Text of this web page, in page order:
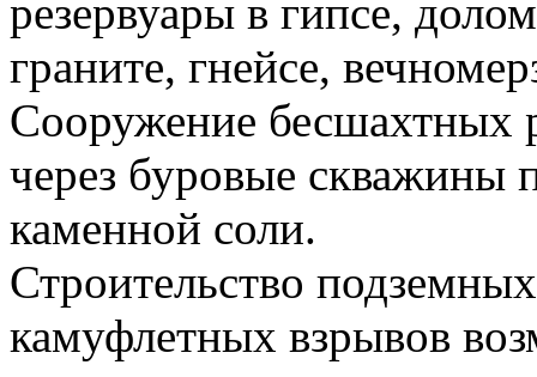
резервуары в гипсе,
граните, гнейсе,
Сооружение бесшахтных
через буровые скважины
каменной соли.
Строительство
камуфлетных взрывов